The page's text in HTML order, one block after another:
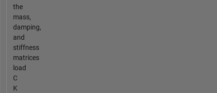
the
mass,
damping,
and
stiffness
matrices
load
C
K